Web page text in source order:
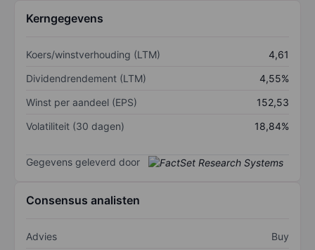
Kerngegevens
Koers/winstverhouding (LTM)
4,61
Dividendrendement (LTM)
4,55%
Winst per aandeel (EPS)
152,53
Volatiliteit (30 dagen)
18,84%
Gegevens geleverd door
Consensus analisten
Advies Buy